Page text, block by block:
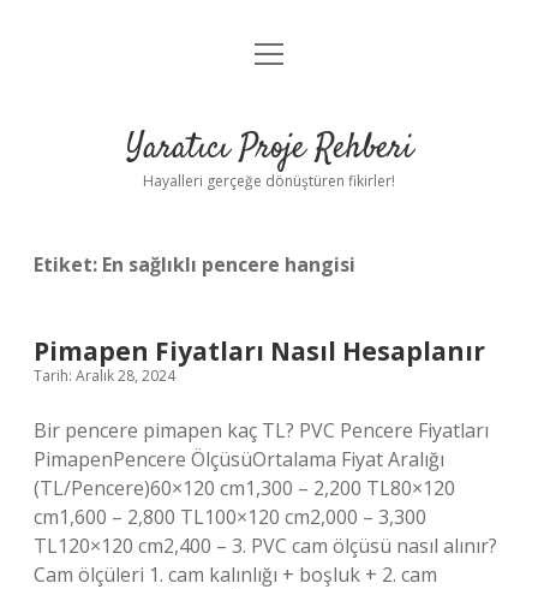
Anasayfa
Yasal Uyarı
menüyü
Yaratıcı Proje Rehberi
Hayalleri gerçeğe dönüştüren fikirler!
Etiket: En sağlıklı pencere hangisi
Pimapen Fiyatları Nasıl Hesaplanır
Tarih: Aralık 28, 2024
Bir pencere pimapen kaç TL? PVC Pencere Fiyatları
PimapenPencere ÖlçüsüOrtalama Fiyat Aralığı
(TL/Pencere)60×120 cm1,300 – 2,200 TL80×120
cm1,600 – 2,800 TL100×120 cm2,000 – 3,300
TL120×120 cm2,400 – 3. PVC cam ölçüsü nasıl alınır?
Cam ölçüleri 1. cam kalınlığı + boşluk + 2. cam